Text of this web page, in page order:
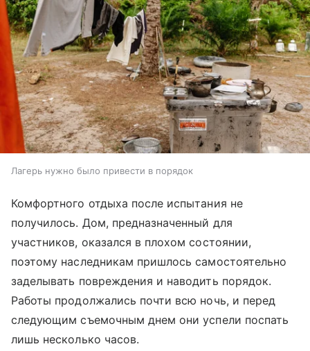
Лагерь нужно было привести в порядок
Комфортного отдыха после испытания не
получилось. Дом, предназначенный для
участников, оказался в плохом состоянии,
поэтому наследникам пришлось самостоятельно
заделывать повреждения и наводить порядок.
Работы продолжались почти всю ночь, и перед
следующим съемочным днем они успели поспать
лишь несколько часов.